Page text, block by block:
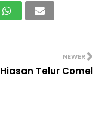
NEWER
Hiasan Telur Comel